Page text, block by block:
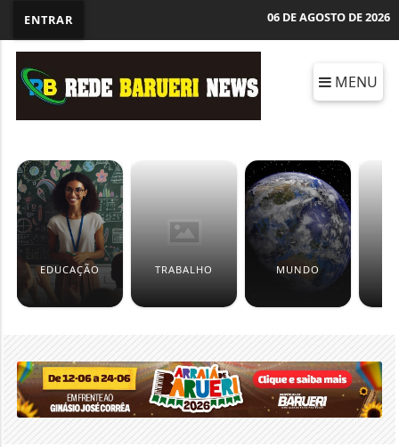
ENTRAR 06 DE AGOSTO DE 2026
MENU
EDUCAÇÃO TRABALHO MUNDO